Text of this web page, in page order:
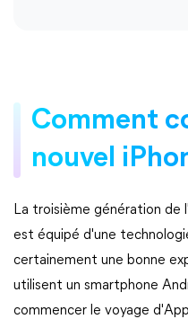
Comment
nouvel
La troisième génération de
est équipé d'une
certainement une bonne
utilisent un smartphone
commencer le voyage